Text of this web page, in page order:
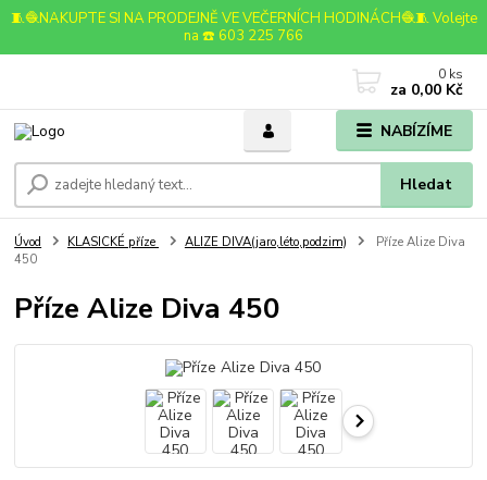
🧵🧶NAKUPTE SI NA PRODEJNĚ VE VEČERNÍCH HODINÁCH🧶🧵 Volejte
na ☎️ 603 225 766
NABÍZÍME
Hledat
0 ks
za 0,00 Kč
Úvod KLASICKÉ příze ALIZE DIVA(jaro,léto,podzim)
Příze Alize Diva
450
Příze Alize Diva 450